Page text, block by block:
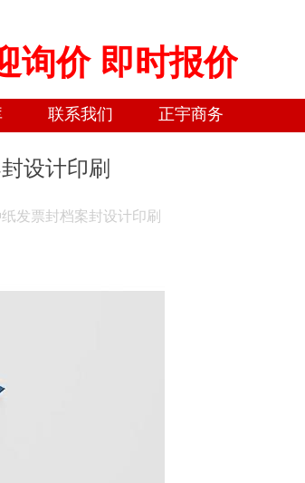
询价 即时报价
联系我们 正宇商务
发票封档案封设计印刷
设计印刷